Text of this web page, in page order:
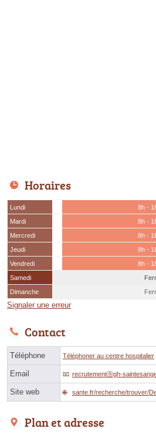
Horaires
Lundi
8h -
Mardi
8h -
Mercredi
8h -
Jeudi
8h -
Vendredi
8h -
Samedi
Dimanche
Signaler une erreur
Contact
Téléphone Téléphoner au centre hospitalier
Email recrutementⓐgh-
Site web sante.fr/recherche/trouver/
Plan et adresse